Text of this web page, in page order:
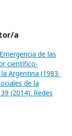
a
Emergencia de las
científico-
Argentina (1983-
de la
(2014): Redes